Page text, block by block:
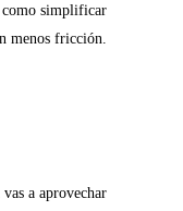
como simplificar
menos fricción.
a aprovechar